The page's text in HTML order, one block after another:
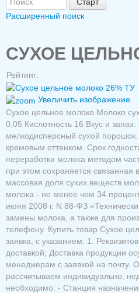
Расширенный поиск
СУХОЕ
Рейтинг:
Увеличить изображение
Сухое цельное молоко Молоко
0,05 Кислотность 16 Вкус и
мелкодисперсный сухой
кремовым оттенком. Срок
переработки молока методом
при этом сохраняется связанная
массовая доля сухих веществ
молока - не менее чем 34
июня 2008 г. N 88-ФЗ
замены молока, а также для
телефону. Купить товар Сухое
заявка, с указанием: 1.
доставкой; Доставка продукции
менеджерам с заявкой на почту.
рассчитываем индивидуально,
необходимо: - Станция